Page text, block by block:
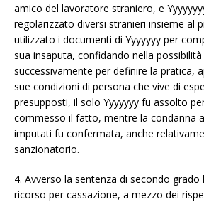
amico del lavoratore straniero, e
regolarizzato diversi stranieri insieme al
utilizzato i documenti di Yyyyyyy per
sua insaputa, confidando nella
successivamente per definire la pratica,
sue condizioni di persona che vive di
presupposti, il solo Yyyyyyy fu assolto
commesso il fatto, mentre la condanna
imputati fu confermata, anche
sanzionatorio.
4. Avverso la sentenza di secondo
ricorso per cassazione, a mezzo dei